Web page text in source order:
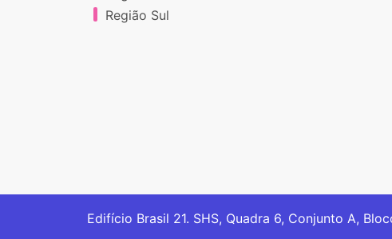
Região Sul
Edifício Brasil 21. SHS, Quadra 6, Conjunto A,